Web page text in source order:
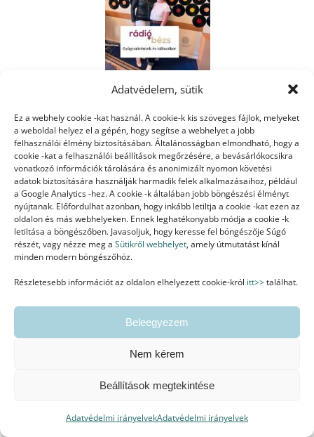
Adatvédelem, sütik
Ez a webhely cookie -kat használ. A cookie-k kis szöveges fájlok, melyeket
a weboldal helyez el a gépén, hogy segítse a webhelyet a jobb
felhasználói élmény biztosításában. Általánosságban elmondható, hogy a
cookie -kat a felhasználói beállítások megőrzésére, a bevásárlókocsikra
vonatkozó információk tárolására és anonimizált nyomon követési
adatok biztosítására használják harmadik felek alkalmazásaihoz, például
a Google Analytics -hez. A cookie -k általában jobb böngészési élményt
nyújtanak. Előfordulhat azonban, hogy inkább letiltja a cookie -kat ezen az
oldalon és más webhelyeken. Ennek leghatékonyabb módja a cookie -k
letiltása a böngészőben. Javasoljuk, hogy keresse fel böngészője Súgó
részét, vagy nézze meg a Sütikről webhelyet, amely útmutatást kínál
minden modern böngészőhöz.
Részletesebb információt az oldalon elhelyezett cookie-król itt>>találhat.
Beleegyezem
Nem kérem
Beállítások megtekintése
Adatvédelmi irányelvekAdatvédelmi irányelvek
nem volt időnk beszélni
2026.05.20.
Izgalmas beszélgetés vár rátok a női egészségről, az
50 körüli nők hormonális változásairól, és a
fitoterápia csodálatos világáról. A riporterrel
(Számadó Éva. Éva, köszönöm a ragyogó
beszélgetést!) annyira elmerültünk a gyógynövények
erejében, hogy a rendelkezésre álló idő szinte
kirepült az ablakon.
Ősi tudás, mai köntösben – Megnyitja kapuit a Flóra